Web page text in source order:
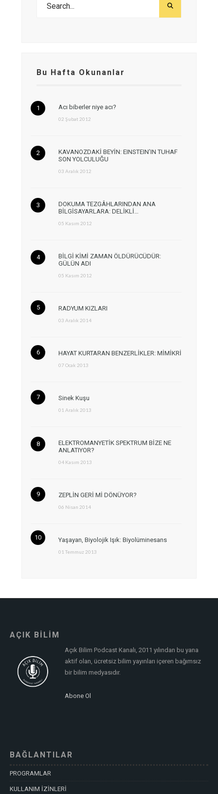
Bu Hafta Okunanlar
Acı biberler niye acı?
02 Şubat 2012
KAVANOZDAKİ BEYİN: EINSTEIN’IN TUHAF
SON YOLCULUĞU
03 Aralık 2012
DOKUMA TEZGÂHLARINDAN ANA
BİLGİSAYARLARA: DELİKLİ…
05 Kasım 2012
BİLGİ KİMİ ZAMAN ÖLDÜRÜCÜDÜR:
GÜLÜN ADI
05 Kasım 2012
RADYUM KIZLARI
03 Aralık 2014
HAYAT KURTARAN BENZERLİKLER: MİMİKRİ
07 Ocak 2013
Sinek Kuşu
01 Aralık 2013
ELEKTROMANYETİK SPEKTRUM BİZE NE
ANLATIYOR?
04 Kasım 2013
ZEPLİN GERİ Mİ DÖNÜYOR?
06 Nisan 2014
Yaşayan, Biyolojik Işık: Biyolüminesans
01 Temmuz 2013
AÇIK BİLİM
Açık Bilim Podcast Kanalı, 2011 yılından bu yana
aktif olan, ücretsiz bilim yayınları içeren bağımsız
bir bilim medyasıdır.
Abone Ol
BAĞLANTILAR
PROGRAMLAR
KULLANIM İZİNLERİ